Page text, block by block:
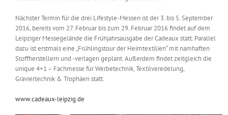
Nächster Termin für die drei Lifestyle-Messen ist der 3. bis 5. September
2016, bereits vom 27. Februar bis zum 29. Februar 2016 findet auf dem
Leipziger Messegelände die Frühjahrsausgabe der Cadeaux statt. Parallel
dazu ist erstmals eine „Frühlingstour der Heimtextilien“ mit namhaften
Stoffherstellern und -verlagen geplant. Außerdem findet zeitgleich die
unique 4+1 – Fachmesse für Werbetechnik, Textilveredelung,
Graviertechnik & Trophäen statt.
www.cadeaux-leipzig.de